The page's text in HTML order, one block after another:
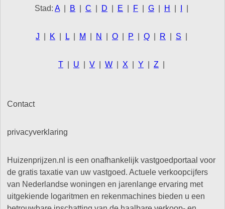
Stad: A B C D E F G H
J K L M N O P Q R S
T U V W X Y Z
Contact
privacyverklaring
Huizenprijzen.nl is een onafhankelijk vastgoedportaal voor
de gratis taxatie van uw vastgoed. Actuele verkoopcijfers
van Nederlandse woningen en jarenlange ervaring met
uitgekiende logaritmen en rekenmachines bieden u een